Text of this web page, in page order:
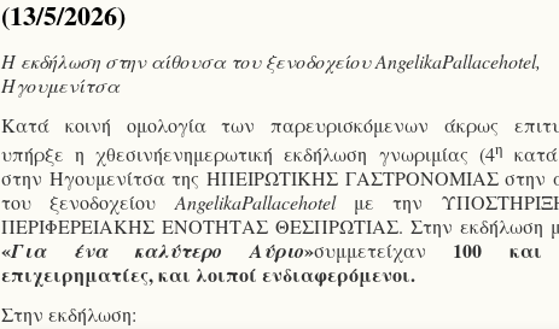
(13/5/2026)
Η εκδήλωση στην αίθουσα του ξενοδοχείουAngelikaPallacehotel,
Ηγουμενίτσα
Κατά κοινή ομολογία των παρευρισκόμενων άκρως
υπήρξε η χθεσινήενημερωτική εκδήλωση γνωριμίας (4η
στην Ηγουμενίτσα της ΗΠΕΙΡΩΤΙΚΗΣ ΓΑΣΤΡΟΝΟΜΙΑΣ στην
του ξενοδοχείουAngelikaPallacehotelμε την
ΠΕΡΙΦΕΡΕΙΑΚΗΣ ΕΝΟΤΗΤΑΣ ΘΕΣΠΡΩΤΙΑΣ. Στην εκδήλωση
«Για ένα καλύτερο Αύριο»συμμετείχαν 100 και
επιχειρηματίες, και λοιποί ενδιαφερόμενοι.
Στην εκδήλωση: